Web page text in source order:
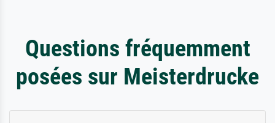
Questions fréquemment
posées sur Meisterdrucke